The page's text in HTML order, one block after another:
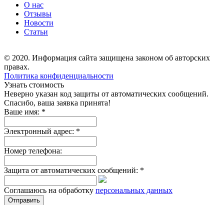
О нас
Отзывы
Новости
Статьи
© 2020. Информация сайта защищена законом об авторских
правах.
Политика конфиденциальности
Узнать стоимость
Неверно указан код защиты от автоматических сообщений.
Спасибо, ваша заявка принята!
Ваше имя: *
Электронный адрес: *
Номер телефона:
Защита от автоматических сообщений: *
Соглашаюсь на обработку персональных данных